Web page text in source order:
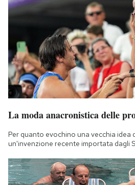
La moda anacronistica delle
Per quanto evochino una vecchia idea
un'invenzione recente importata dagli